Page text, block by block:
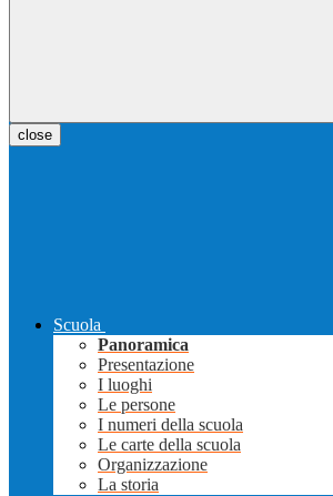
close
Scuola
Panoramica
Presentazione
I luoghi
Le persone
I numeri della scuola
Le carte della scuola
Organizzazione
La storia